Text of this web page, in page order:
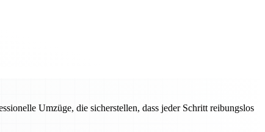
Umzüge, die sicherstellen, dass jeder Schritt reibungslos